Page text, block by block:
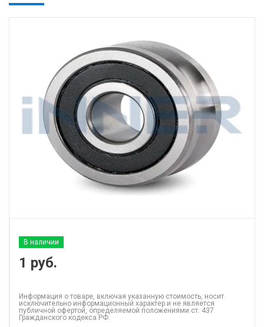
В наличии
1 руб.
Информация о товаре, включая указанную стоимость, носит
исключительно информационный характер и не является
публичной офертой, определяемой положениями ст. 437
Гражданского кодекса РФ.